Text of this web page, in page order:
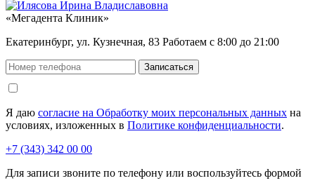
«Мегадента Клиник»
Екатеринбург, ул. Кузнечная, 83 Работаем с 8:00 до 21:00
Я даю согласие на Обработку моих персональных данных на
условиях, изложенных в Политике конфиденциальности.
+7 (343) 342 00 00
Для записи звоните по телефону или воспользуйтесь формой